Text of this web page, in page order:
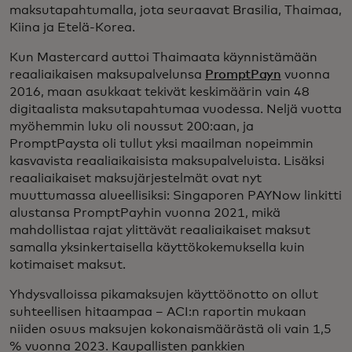
maksutapahtumalla, jota seuraavat Brasilia, Thaimaa,
Kiina ja Etelä-Korea.
Kun Mastercard auttoi Thaimaata käynnistämään
reaaliaikaisen maksupalvelunsa PromptPayn vuonna
2016, maan asukkaat tekivät keskimäärin vain 48
digitaalista maksutapahtumaa vuodessa. Neljä vuotta
myöhemmin luku oli noussut 200:aan, ja
PromptPaysta oli tullut yksi maailman nopeimmin
kasvavista reaaliaikaisista maksupalveluista. Lisäksi
reaaliaikaiset maksujärjestelmät ovat nyt
muuttumassa alueellisiksi: Singaporen PAYNow linkitti
alustansa PromptPayhin vuonna 2021, mikä
mahdollistaa rajat ylittävät reaaliaikaiset maksut
samalla yksinkertaisella käyttökokemuksella kuin
kotimaiset maksut.
Yhdysvalloissa pikamaksujen käyttöönotto on ollut
suhteellisen hitaampaa – ACI:n raportin mukaan
niiden osuus maksujen kokonaismäärästä oli vain 1,5
% vuonna 2023. Kaupallisten pankkien